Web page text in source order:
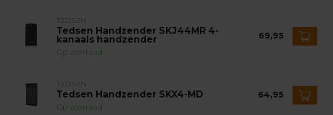
TEDSEN
Tedsen Handzender SKJ44MR 4-
kanaals handzender
Op voorraad
69,95
TEDSEN
Tedsen Handzender SKX4-MD
Op voorraad
64,95